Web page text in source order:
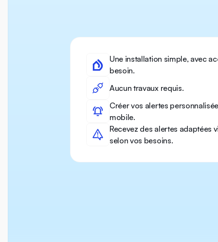
Une installation simple, avec
besoin.
Aucun travaux requis.
Créer vos alertes
mobile.
Recevez des alertes adaptées
selon vos besoins.